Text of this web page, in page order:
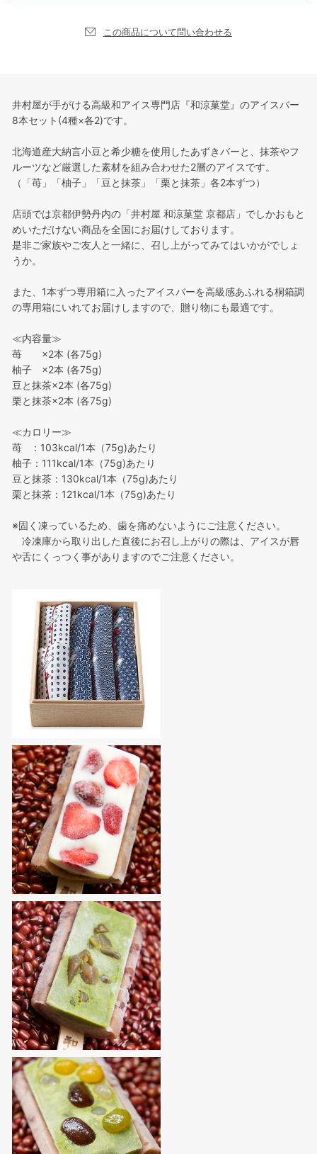
この商品について問い合わせる
井村屋が手がける高級和アイス専門店『和涼菓堂』のアイスバー
8本セット(4種×各2)です。
北海道産大納言小豆と希少糖を使用したあずきバーと、抹茶やフ
ルーツなど厳選した素材を組み合わせた2層のアイスです。
（「苺」「柚子」「豆と抹茶」「栗と抹茶」各2本ずつ）
店頭では京都伊勢丹内の「井村屋 和涼菓堂 京都店」でしかおもと
めいただけない商品を全国にお届けしております。
是非ご家族やご友人と一緒に、召し上がってみてはいかがでしょ
うか。
また、1本ずつ専用箱に入ったアイスバーを高級感あふれる桐箱調
の専用箱にいれてお届けしますので、贈り物にも最適です。
≪内容量≫
苺 ×2本 (各75g)
柚子 ×2本 (各75g)
豆と抹茶×2本 (各75g)
栗と抹茶×2本 (各75g)
≪カロリー≫
苺 ：103kcal/1本（75g)あたり
柚子：111kcal/1本（75g)あたり
豆と抹茶：130kcal/1本（75g)あたり
栗と抹茶：121kcal/1本（75g)あたり
※固く凍っているため、歯を痛めないようにご注意ください。
冷凍庫から取り出した直後にお召し上がりの際は、アイスが唇
や舌にくっつく事がありますのでご注意ください。